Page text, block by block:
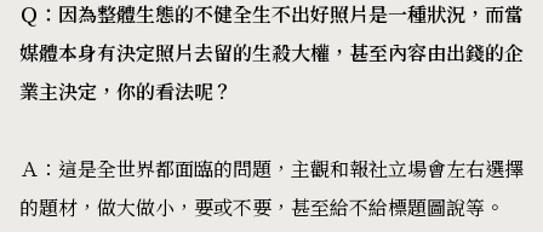
Ｑ：因為整體生態的不健全生不出好照片是一種狀況，而當
媒體本身有決定照片去留的生殺大權，甚至內容由出錢的企
業主決定，你的看法呢？
Ａ：這是全世界都面臨的問題，主觀和報社立場會左右選擇
的題材，做大做小，要或不要，甚至給不給標題圖說等。